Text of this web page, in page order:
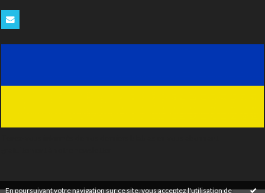
En poursuivant votre navigation sur ce site, vous acceptez l'utilisation de